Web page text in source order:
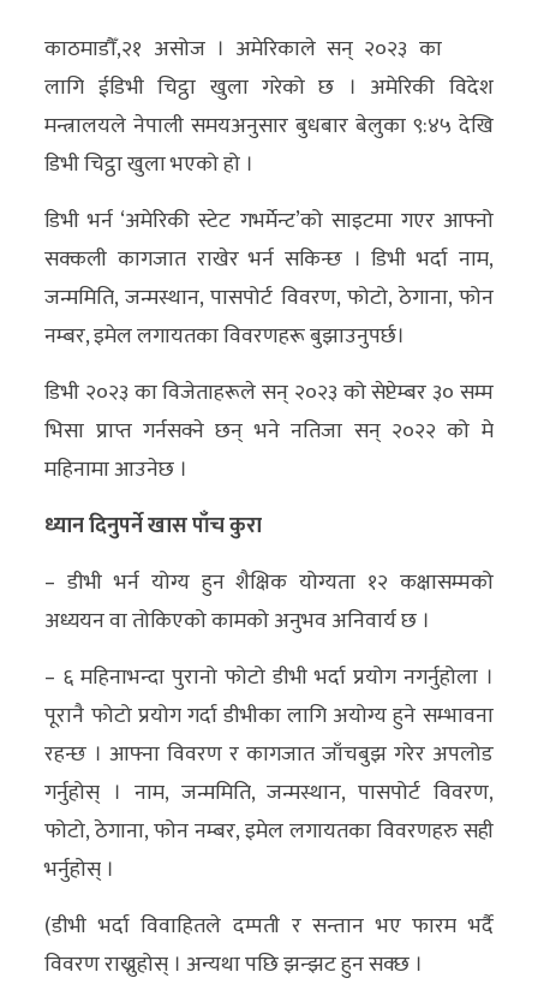
अर्थ/
वाणिज्य
मनाेरञ्जन
विज्ञान
प्रविधि
अन्तरर्वार्ता
विचार/
ब्लग
खेलकुद
रोचक
अन्य
खबर
विशेष
राशिफल
फोटो
ग्यालरी
भिडियो
काठमाडौँ,२१ असोज । अमेरिकाले सन् २०२३ का
लागि ईडिभी चिट्ठा खुला गरेको छ । अमेरिकी विदेश
मन्त्रालयले नेपाली समयअनुसार बुधबार बेलुका ९:४५ देखि
डिभी चिट्ठा खुला भएको हो ।
डिभी भर्न ‘अमेरिकी स्टेट गभर्मेन्ट’को साइटमा गएर आफ्नो
सक्कली कागजात राखेर भर्न सकिन्छ । डिभी भर्दा नाम,
जन्ममिति, जन्मस्थान, पासपोर्ट विवरण, फोटो, ठेगाना, फोन
नम्बर, इमेल लगायतका विवरणहरू बुझाउनुपर्छ।
डिभी २०२३ का विजेताहरूले सन् २०२३ को सेप्टेम्बर ३० सम्म
भिसा प्राप्त गर्नसक्ने छन् भने नतिजा सन् २०२२ को मे
महिनामा आउनेछ ।
ध्यान दिनुपर्ने खास पाँच कुरा
– डीभी भर्न योग्य हुन शैक्षिक योग्यता १२ कक्षासम्मको
अध्ययन वा तोकिएको कामको अनुभव अनिवार्य छ ।
– ६ महिनाभन्दा पुरानो फोटो डीभी भर्दा प्रयोग नगर्नुहोला ।
पूरानै फोटो प्रयोग गर्दा डीभीका लागि अयोग्य हुने सम्भावना
रहन्छ । आफ्ना विवरण र कागजात जाँचबुझ गरेर अपलोड
गर्नुहोस् । नाम, जन्ममिति, जन्मस्थान, पासपोर्ट विवरण,
फोटो, ठेगाना, फोन नम्बर, इमेल लगायतका विवरणहरु सही
भर्नुहोस् ।
(डीभी भर्दा विवाहितले दम्पती र सन्तान भए फारम भर्दै
विवरण राख्नुहोस् । अन्यथा पछि झन्झट हुन सक्छ ।